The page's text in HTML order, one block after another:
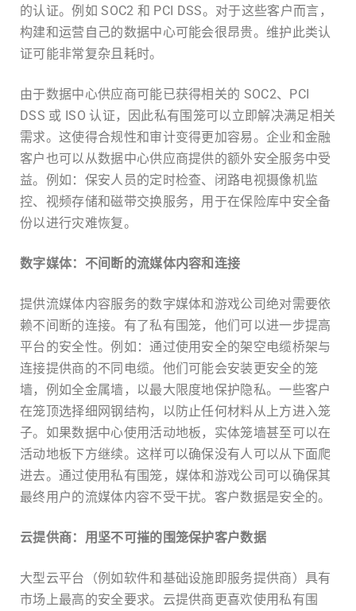
的认证。例如 SOC2 和 PCI DSS。对于这些客户而言，
构建和运营自己的数据中心可能会很昂贵。维护此类认
证可能非常复杂且耗时。
由于数据中心供应商可能已获得相关的 SOC2、PCI
DSS 或 ISO 认证，因此私有围笼可以立即解决满足相关
需求。这使得合规性和审计变得更加容易。企业和金融
客户也可以从数据中心供应商提供的额外安全服务中受
益。例如：保安人员的定时检查、闭路电视摄像机监
控、视频存储和磁带交换服务，用于在保险库中安全备
份以进行灾难恢复。
数字媒体：不间断的流媒体内容和连接
提供流媒体内容服务的数字媒体和游戏公司绝对需要依
赖不间断的连接。有了私有围笼，他们可以进一步提高
平台的安全性。例如：通过使用安全的架空电缆桥架与
连接提供商的不同电缆。他们可能会安装更安全的笼
墙，例如全金属墙，以最大限度地保护隐私。一些客户
在笼顶选择细网钢结构，以防止任何材料从上方进入笼
子。如果数据中心使用活动地板，实体笼墙甚至可以在
活动地板下方继续。这样可以确保没有人可以从下面爬
进去。通过使用私有围笼，媒体和游戏公司可以确保其
最终用户的流媒体内容不受干扰。客户数据是安全的。
云提供商：用坚不可摧的围笼保护客户数据
大型云平台（例如软件和基础设施即服务提供商）具有
市场上最高的安全要求。云提供商更喜欢使用私有围